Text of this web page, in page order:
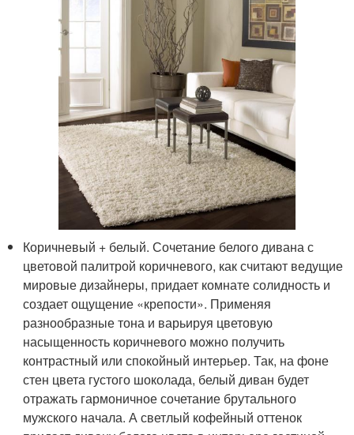
Коричневый + белый. Сочетание белого дивана с
цветовой палитрой коричневого, как считают ведущие
мировые дизайнеры, придает комнате солидность и
создает ощущение «крепости». Применяя
разнообразные тона и варьируя цветовую
насыщенность коричневого можно получить
контрастный или спокойный интерьер. Так, на фоне
стен цвета густого шоколада, белый диван будет
отражать гармоничное сочетание брутального
мужского начала. А светлый кофейный оттенок